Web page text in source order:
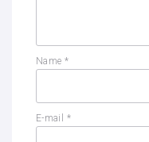
Name *
E-mail *